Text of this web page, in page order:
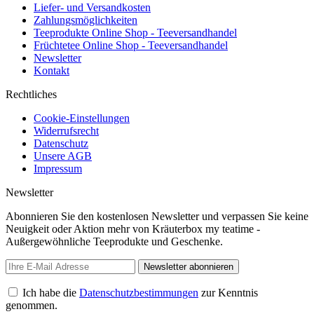
Liefer- und Versandkosten
Zahlungsmöglichkeiten
Teeprodukte Online Shop - Teeversandhandel
Früchtetee Online Shop - Teeversandhandel
Newsletter
Kontakt
Rechtliches
Cookie-Einstellungen
Widerrufsrecht
Datenschutz
Unsere AGB
Impressum
Newsletter
Abonnieren Sie den kostenlosen Newsletter und verpassen Sie keine
Neuigkeit oder Aktion mehr von Kräuterbox my teatime -
Außergewöhnliche Teeprodukte und Geschenke.
Newsletter abonnieren
Ich habe die Datenschutzbestimmungen zur Kenntnis
genommen.